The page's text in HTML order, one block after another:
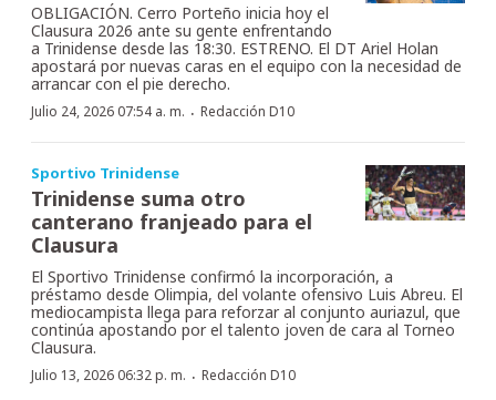
OBLIGACIÓN. Cerro Porteño inicia hoy el
Clausura 2026 ante su gente enfrentando
a Trinidense desde las 18:30. ESTRENO. El DT Ariel Holan
apostará por nuevas caras en el equipo con la necesidad de
arrancar con el pie derecho.
Julio 24, 2026 07:54 a. m. · Redacción D10
Sportivo Trinidense
Trinidense suma otro
canterano franjeado para el
Clausura
El Sportivo Trinidense confirmó la incorporación, a
préstamo desde Olimpia, del volante ofensivo Luis Abreu. El
mediocampista llega para reforzar al conjunto auriazul, que
continúa apostando por el talento joven de cara al Torneo
Clausura.
Julio 13, 2026 06:32 p. m. · Redacción D10